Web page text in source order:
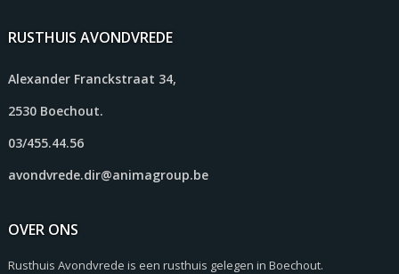
RUSTHUIS AVONDVREDE
Alexander Franckstraat 34,
2530 Boechout.
03/455.44.56
avondvrede.dir@animagroup.be
OVER ONS
Rusthuis Avondvrede is een rusthuis gelegen in Boechout.